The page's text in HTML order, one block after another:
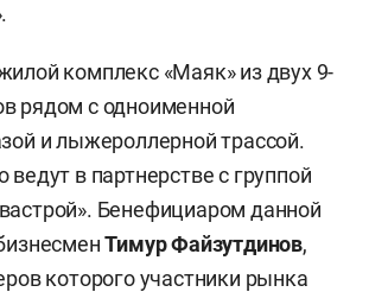
медтехнику
снаряды. Сегодня Егоров
доля ПОЗиСа в обороте
3%. При этом выручка
год составила 858 млн
завода им. Серго, «Транс Трейд»
им. Горького, «Нэфис»,
главных клиентов — компании
комплекс «Маяк» из двух 9-
рядом с одноименной
и лыжероллерной трассой.
ведут в партнерстве с группой
Бенефициаром данной
Тимур Файзутдинов,
которого участники рынка